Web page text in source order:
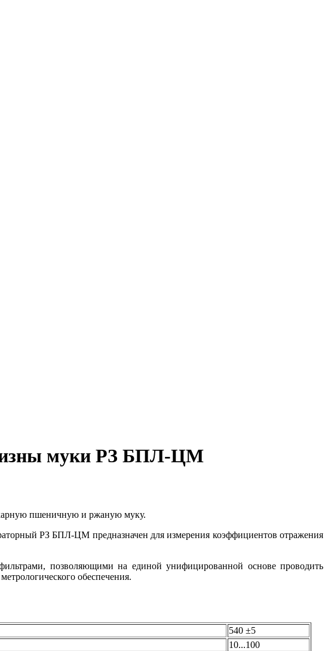
муки РЗ БПЛ-ЦМ
пшеничную и ржаную муку.
РЗ БПЛ-ЦМ предназначен для измерения коэффициентов отражения
позволяющими на единой унифицированной основе проводить
обеспечения.
540 ±5
10...100